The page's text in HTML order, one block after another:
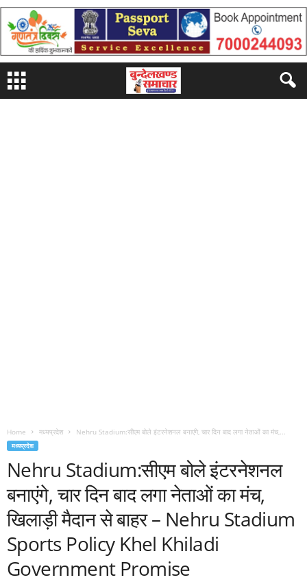
Home मध्यप्रदेश Nehru Stadium:सीएम बोले इंटरनेशनल बनाएंगे, चार दिन बाद लगा नेताओं का मंच,...
मध्यप्रदेश
Nehru Stadium:सीएम बोले इंटरनेशनल
बनाएंगे, चार दिन बाद लगा नेताओं का मंच,
खिलाड़ी मैदान से बाहर – Nehru Stadium
Sports Policy Khel Khiladi
Government Promise